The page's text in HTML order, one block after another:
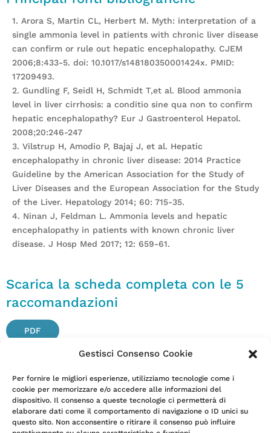
Gestisci Consenso Cookie
Per fornire le migliori esperienze, utilizziamo tecnologie come i
cookie per memorizzare e/o accedere alle informazioni del
dispositivo. Il consenso a queste tecnologie ci permetterà di
elaborare dati come il comportamento di navigazione o ID unici su
questo sito. Non acconsentire o ritirare il consenso può influire
1. Arora S, Martin CL, Herbert M. Myth: interpretation of a
single ammonia level in patients with chronic liver disease
can confirm or rule out hepatic encephalopathy. CJEM
2006;8:433-5. doi: 10.1017/s148180350001424x. PMID:
17209493.
2. Gundling F, Seidl H, Schmidt T,et al. Blood ammonia
level in liver cirrhosis: a conditio sine qua non to confirm
hepatic encephalopathy? Eur J Gastroenterol Hepatol.
2008;20:246-247
3. Vilstrup H, Amodio P, Bajaj J, et al. Hepatic
encephalopathy in chronic liver disease: 2014 Practice
Guideline by the American Association for the Study of
Liver Diseases and the European Association for the Study
of the Liver. Hepatology 2014; 60: 715-35.
4. Ninan J, Feldman L. Ammonia levels and hepatic
encephalopathy in patients with known chronic liver
disease. J Hosp Med 2017; 12: 659-61.
Scarica la scheda completa con le 5
raccomandazioni
PDF
Tutte le informazioni sopra riportate non sostituiscono la
valutazione e il giudizio del professionista. Per ogni
quesito relativo alle pratiche sopra individuate, con
riferimento alla propria specifica situazione clinica, è